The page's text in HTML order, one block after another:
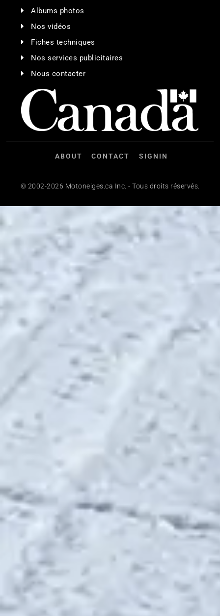
Albums photos
Nos vidéos
Fiches techniques
Nos services publicitaires
Nous contacter
ABOUT CONTACT SIGNIN
© 2002-2026 Motoneiges.ca Inc. - Tous droits réservés.